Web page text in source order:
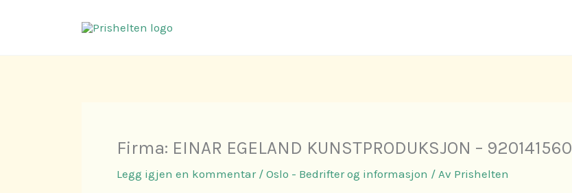
Firma: EINAR EGELAND KUNSTPRODUKSJON – 920141560
Legg igjen en kommentar / Oslo - Bedrifter og informasjon / Av Prishelten